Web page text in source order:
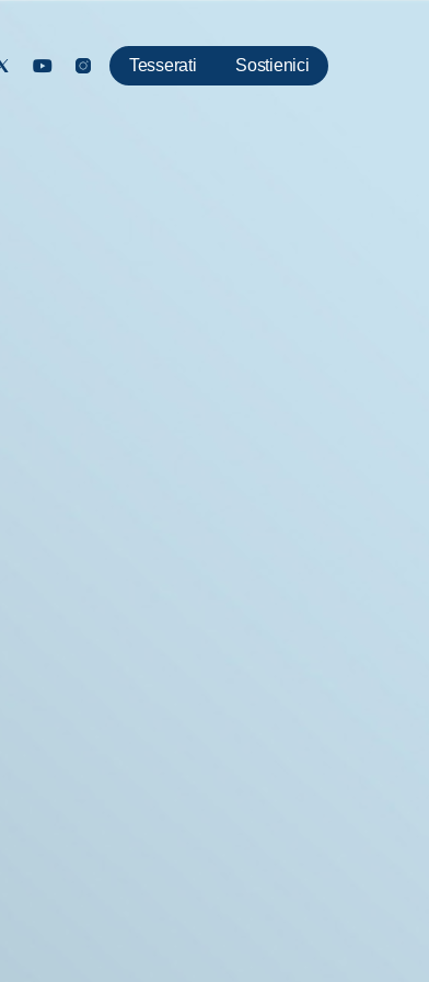
Tesserati Sostienici